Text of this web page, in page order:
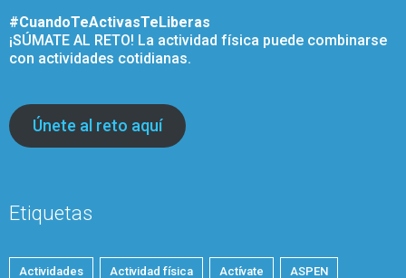
#CuandoTeActivasTeLiberas
¡SÚMATE AL RETO! La actividad física puede combinarse
con actividades cotidianas.
Únete al reto aquí
Etiquetas
Actividades Actividad física Actívate ASPEN